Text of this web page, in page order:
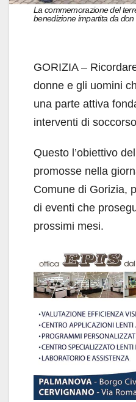
La commemorazione del
benedizione impartita da don
GORIZIA –
donne e gli uomini
una parte attiva
interventi di
Questo l’obiettivo
promosse nella
Comune di Gorizia,
di eventi che
prossimi mesi.